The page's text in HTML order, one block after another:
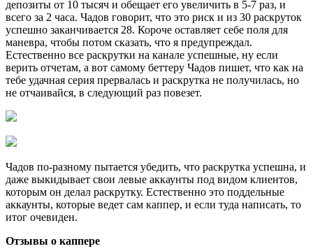
депозиты от 10 тысяч и обещает его увеличить в 5-7 раз, и
всего за 2 часа. Чадов говорит, что это риск и из 30 раскруток
успешно заканчивается 28. Короче оставляет себе поля для
маневра, чтобы потом сказать, что я предупреждал.
Естественно все раскрутки на канале успешные, ну если
верить отчетам, а вот самому беттеру Чадов пишет, что как на
тебе удачная серия прервалась и раскрутка не получилась, но
не отчаивайся, в следующий раз повезет.
Чадов по-разному пытается убедить, что раскрутка успешна, и
даже выкидывает свои левые аккаунты под видом клиентов,
которым он делал раскрутку. Естественно это поддельные
аккаунты, которые ведет сам каппер, и если туда написать, то
итог очевиден.
Отзывы о каппере